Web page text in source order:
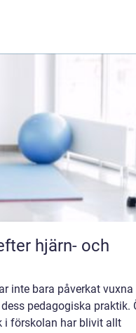
inte bara påverkat vuxna
pedagogiska praktik.
i förskolan har blivit allt